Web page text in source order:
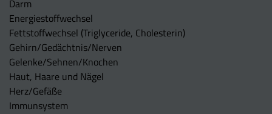
Darm
Energiestoffwechsel
Fettstoffwechsel (Triglyceride, Cholesterin)
Gehirn/Gedächtnis/Nerven
Gelenke/Sehnen/Knochen
Haut, Haare und Nägel
Herz/Gefäße
Immunsystem